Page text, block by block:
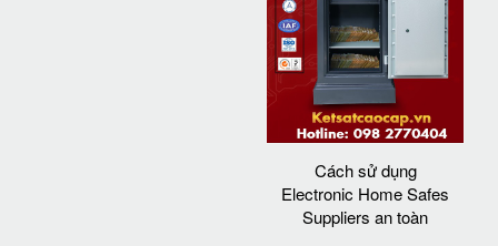
Cách sử dụng
Electronic Home Safes
Suppliers an toàn